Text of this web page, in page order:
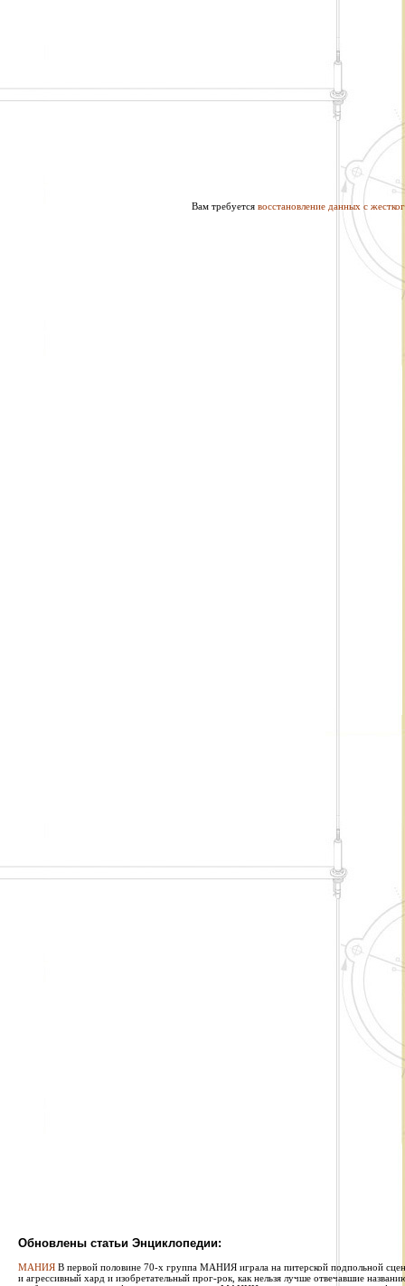
Вам требуется восстановление данных с
Обновлены статьи Энциклопедии:
МАНИЯ В первой половине 70-х группа МАНИЯ играла на питерской подпольной
и агрессивный хард и изобретательный прог-рок, как нельзя лучше отвечавшие